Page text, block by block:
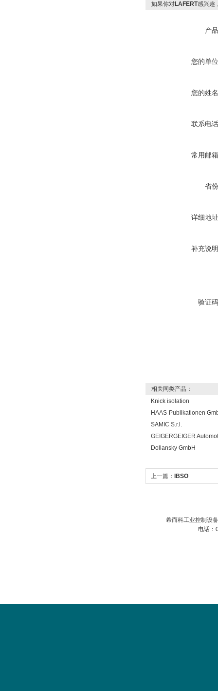
如果你对LAFERT感兴趣
产
您的单
您的姓
联系电
常用邮
省
详细地
补充说
验证
相关同类产品：
Knick isolation
HAAS-Publikationen
SAMIC S.r.l.
GEIGERGEIGER
Dollansky GmbH
上一篇： IBSO
希而科工业控制设
电话：